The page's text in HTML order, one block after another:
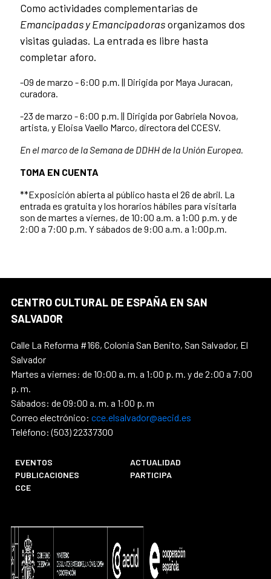
Como actividades complementarias de
Emancipadas y Emancipadorasorganizamos dos
visitas guiadas. La entrada es libre hasta
completar aforo.
-09 de marzo - 6:00 p.m. || Dirigida por Maya Juracan,
curadora.
-23 de marzo - 6:00 p.m. || Dirigida por Gabriela Novoa,
artista, y Eloisa Vaello Marco, directora del CCESV.
En el marco de la Semana de DDHH de la Unión Europea.
TOMA EN CUENTA
**Exposición abierta al público hasta el 26 de abril. La
entrada es gratuita y los horarios hábiles para visitarla
son de martes a viernes, de 10:00 a.m. a 1:00 p.m. y de
2:00 a 7:00 p.m. Y sábados de 9:00 a.m. a 1:00p.m.
CENTRO CULTURAL DE ESPAÑA EN SAN
SALVADOR
Calle La Reforma #166, Colonia San Benito, San Salvador, El
Salvador
Martes a viernes: de 10:00 a. m. a 1:00 p. m. y de 2:00 a 7:00
p. m.
Sábados: de 09:00 a. m. a 1:00 p. m
Correo electrónico: cce.elsalvador@aecid.es
Teléfono: (503) 22337300
EVENTOS
ACTUALIDAD
PUBLICACIONES
PARTICIPA
CCE